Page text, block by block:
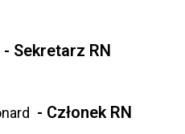
- Sekretarz RN
- Członek RN